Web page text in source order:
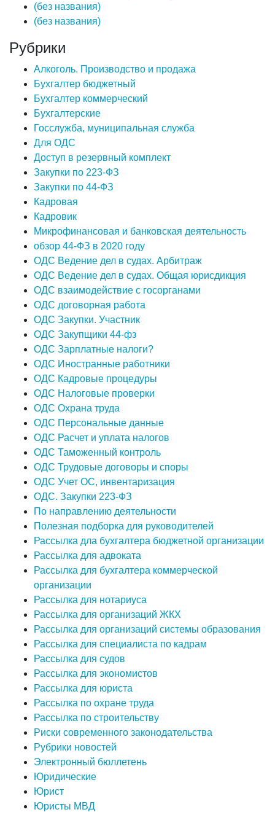
(без названия)
(без названия)
Рубрики
Алкоголь. Производство и продажа
Бухгалтер бюджетный
Бухгалтер коммерческий
Бухгалтерские
Госслужба, муниципальная служба
Для ОДС
Доступ в резервный комплект
Закупки по 223-ФЗ
Закупки по 44-ФЗ
Кадровая
Кадровик
Микрофинансовая и банковская деятельность
обзор 44-ФЗ в 2020 году
ОДС Ведение дел в судах. Арбитраж
ОДС Ведение дел в судах. Общая юрисдикция
ОДС взаимодействие с госорганами
ОДС договорная работа
ОДС Закупки. Участник
ОДС Закупщики 44-фз
ОДС Зарплатные налоги?
ОДС Иностранные работники
ОДС Кадровые процедуры
ОДС Налоговые проверки
ОДС Охрана труда
ОДС Персональные данные
ОДС Расчет и уплата налогов
ОДС Таможенный контроль
ОДС Трудовые договоры и споры
ОДС Учет ОС, инвентаризация
ОДС. Закупки 223-ФЗ
По направлению деятельности
Полезная подборка для руководителей
Рассылка дла бухгалтера бюджетной организации
Рассылка для адвоката
Рассылка для бухгалтера коммерческой
организации
Рассылка для нотариуса
Рассылка для организаций ЖКХ
Рассылка для организаций системы образования
Рассылка для специалиста по кадрам
Рассылка для судов
Рассылка для экономистов
Рассылка для юриста
Рассылка по охране труда
Рассылка по строительству
Риски современного законодательства
Рубрики новостей
Электронный бюллетень
Юридические
Юрист
Юристы МВД